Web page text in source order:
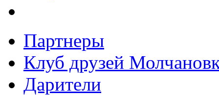
Партнеры
Клуб друзей
Дарители